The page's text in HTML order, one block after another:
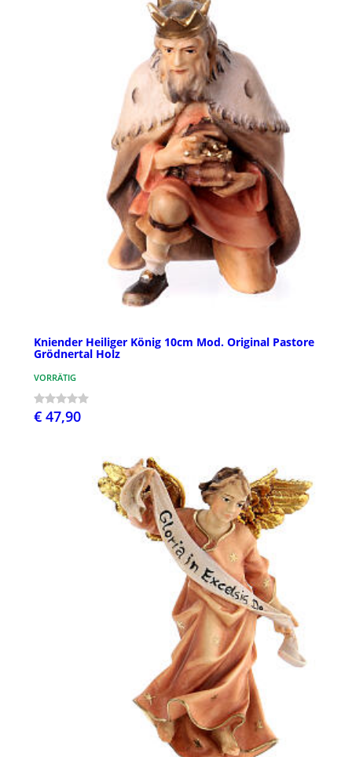
Kniender Heiliger König 10cm Mod. Original Pastore
Grödnertal Holz
VORRÄTIG
€ 47,90